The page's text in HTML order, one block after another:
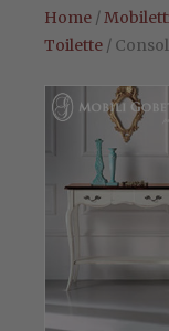
Home /
Toilette /